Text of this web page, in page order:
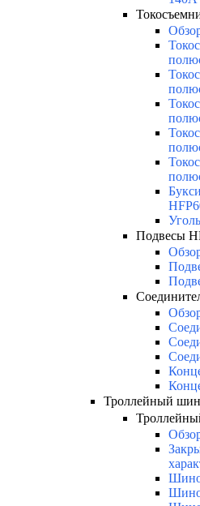
Подвесы
Троллейный